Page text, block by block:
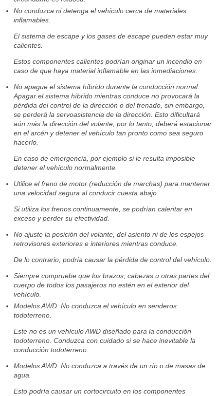
No conduzca ni detenga el vehículo cerca de materiales
inflamables.
El sistema de escape y los gases de escape pueden estar muy
calientes.
Estos componentes calientes podrían originar un incendio en
caso de que haya material inflamable en las inmediaciones.
No apague el sistema híbrido durante la conducción normal.
Apagar el sistema híbrido mientras conduce no provocará la
pérdida del control de la dirección o del frenado, sin embargo,
se perderá la servoasistencia de la dirección. Esto dificultará
aún más la dirección del volante, por lo tanto, deberá estacionar
en el arcén y detener el vehículo tan pronto como sea seguro
hacerlo.
En caso de emergencia, por ejemplo si le resulta imposible
detener el vehículo normalmente.
Utilice el freno de motor (reducción de marchas) para mantener
una velocidad segura al conducir cuesta abajo.
Si utiliza los frenos continuamente, se podrían calentar en
exceso y perder su efectividad.
No ajuste la posición del volante, del asiento ni de los espejos
retrovisores exteriores e interiores mientras conduce.
De lo contrario, podría causar la pérdida de control del vehículo.
Siempre compruebe que los brazos, cabezas u otras partes del
cuerpo de todos los pasajeros no estén en el exterior del
vehículo.
Modelos AWD: No conduzca el vehículo en senderos
todoterreno.
Este no es un vehículo AWD diseñado para la conducción
todoterreno. Conduzca con cuidado si se hace inevitable la
conducción todoterreno.
Modelos AWD: No conduzca a través de un río o de masas de
agua.
Esto podría causar un cortocircuito en los componentes